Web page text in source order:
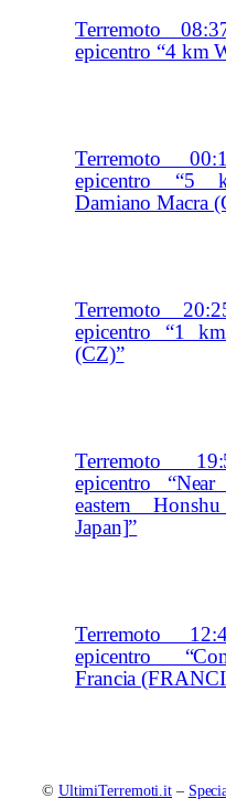
Terremoto
epicentro “4 km
Terremoto
epicentro “5
Damiano Macra
Terremoto
epicentro “1
(CZ)”
Terremoto
epicentro
eastern
Japan]”
Terremoto
epicentro
Francia
© UltimiTerremoti.it –